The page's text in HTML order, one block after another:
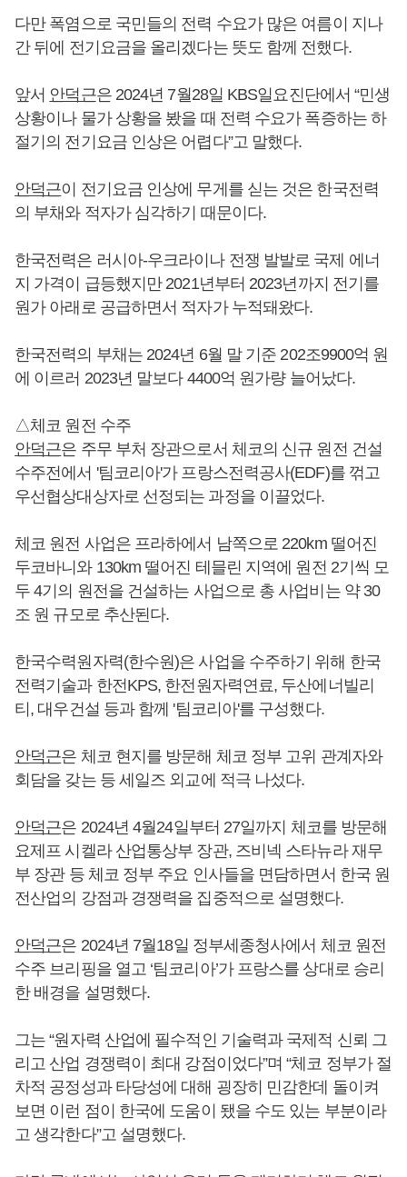
다만 폭염으로 국민들의 전력 수요가 많은 여름이 지나
간 뒤에 전기요금을 올리겠다는 뜻도 함께 전했다.
앞서 안덕근은 2024년 7월28일 KBS일요진단에서 “민생
상황이나 물가 상황을 봤을 때 전력 수요가 폭증하는 하
절기의 전기요금 인상은 어렵다”고 말했다.
안덕근이 전기요금 인상에 무게를 싣는 것은 한국전력
의 부채와 적자가 심각하기 때문이다.
한국전력은 러시아-우크라이나 전쟁 발발로 국제 에너
지 가격이 급등했지만 2021년부터 2023년까지 전기를
원가 아래로 공급하면서 적자가 누적돼왔다.
한국전력의 부채는 2024년 6월 말 기준 202조9900억 원
에 이르러 2023년 말보다 4400억 원가량 늘어났다.
△체코 원전 수주
안덕근은 주무 부처 장관으로서 체코의 신규 원전 건설
수주전에서 '팀코리아'가 프랑스전력공사(EDF)를 꺾고
우선협상대상자로 선정되는 과정을 이끌었다.
체코 원전 사업은 프라하에서 남쪽으로 220km 떨어진
두코바니와 130km 떨어진 테믈린 지역에 원전 2기씩 모
두 4기의 원전을 건설하는 사업으로 총 사업비는 약 30
조 원 규모로 추산된다.
한국수력원자력(한수원)은 사업을 수주하기 위해 한국
전력기술과 한전KPS, 한전원자력연료, 두산에너빌리
티, 대우건설 등과 함께 '팀코리아'를 구성했다.
안덕근은 체코 현지를 방문해 체코 정부 고위 관계자와
회담을 갖는 등 세일즈 외교에 적극 나섰다.
안덕근은 2024년 4월24일부터 27일까지 체코를 방문해
요제프 시켈라 산업통상부 장관, 즈비넥 스타뉴라 재무
부 장관 등 체코 정부 주요 인사들을 면담하면서 한국 원
전산업의 강점과 경쟁력을 집중적으로 설명했다.
안덕근은 2024년 7월18일 정부세종청사에서 체코 원전
수주 브리핑을 열고 ‘팀코리아’가 프랑스를 상대로 승리
한 배경을 설명했다.
그는 “원자력 산업에 필수적인 기술력과 국제적 신뢰 그
리고 산업 경쟁력이 최대 강점이었다”며 “체코 정부가 절
차적 공정성과 타당성에 대해 굉장히 민감한데 돌이켜
보면 이런 점이 한국에 도움이 됐을 수도 있는 부분이라
고 생각한다”고 설명했다.